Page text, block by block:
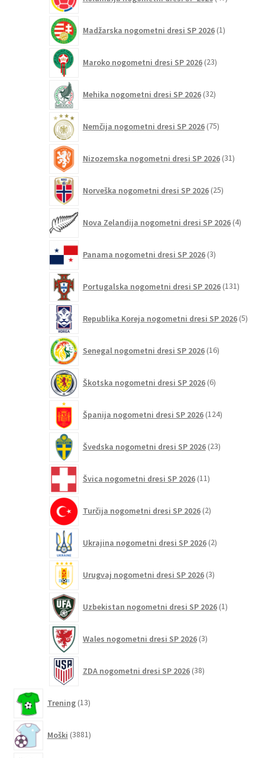
izdelkov
Madžarska nogometni dresi SP 2026 1izdelek
Maroko nogometni dresi SP 2026 23izdelkov
Mehika nogometni dresi SP 2026 32izdelkov
Nemčija nogometni dresi SP 2026 75izdelkov
Nizozemska nogometni dresi SP 2026 31izdelkov
Norveška nogometni dresi SP 2026 25izdelkov
Nova Zelandija nogometni dresi SP 2026 4izdelki
Panama nogometni dresi SP 2026 3izdelki
Portugalska nogometni dresi SP 2026 131
Republika Koreja nogometni dresi SP 2026 5
Senegal nogometni dresi SP 2026 16izdelkov
Škotska nogometni dresi SP 2026 6izdelkov
Španija nogometni dresi SP 2026 124izdelkov
Švedska nogometni dresi SP 2026 23izdelkov
Švica nogometni dresi SP 2026 11izdelkov
Turčija nogometni dresi SP 2026 2izdelka
Ukrajina nogometni dresi SP 2026 2izdelka
Urugvaj nogometni dresi SP 2026 3izdelki
Uzbekistan nogometni dresi SP 2026 1izdelek
Wales nogometni dresi SP 2026 3izdelki
ZDA nogometni dresi SP 2026 38izdelkov
Trening 13izdelkov
Moški 3881izdelkov